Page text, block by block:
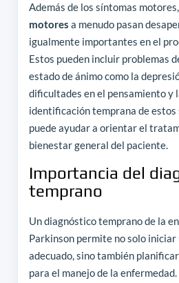
Además de los síntomas
motores a menudo pasan
igualmente importantes en el
Estos pueden incluir problemas
estado de ánimo como la
dificultades en el pensamiento y
identificación temprana de
puede ayudar a orientar el
bienestar general del paciente.
Importancia del
temprano
Un diagnóstico temprano de la
Parkinson permite no solo
adecuado, sino también
para el manejo de la